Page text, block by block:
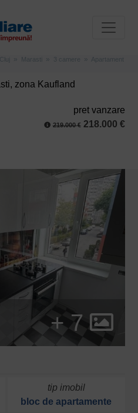
Marasti 3 camere
Apartament
zona Kaufland
pret vanzare
219.000 €218.000 €
+ 7
tip imobil
bloc de apartamente